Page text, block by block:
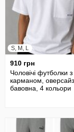
S, M, L
910 грн
Чоловічі футболки з
карманом, оверсайз,
бавовна, 4 кольори